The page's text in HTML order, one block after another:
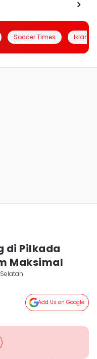
Soccer Times Iklanin
di Pilkada
Maksimal
Add Us on Google